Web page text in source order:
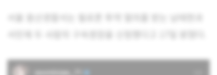
서울 용산경찰서는 필로폰 투약 혐의를 받는 남태현과
서민재 두 사람의 구속영장을 신청했다고 17일 밝혔다.